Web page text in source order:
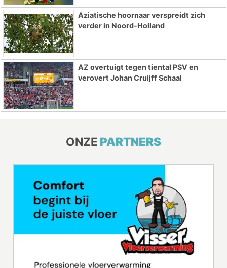
Aziatische hoornaar verspreidt zich
verder in Noord-Holland
AZ overtuigt tegen tiental PSV en
verovert Johan Cruijff Schaal
ONZE PARTNERS